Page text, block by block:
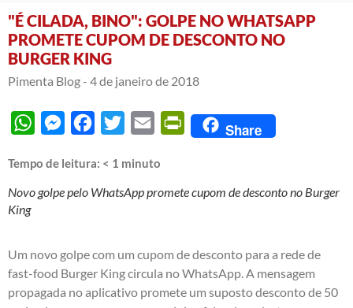
"É CILADA, BINO": GOLPE NO WHATSAPP
PROMETE CUPOM DE DESCONTO NO
BURGER KING
Pimenta Blog - 4 de janeiro de 2018
WhatsAppMessengerFacebook
Twitter Email PrintFriendly
Share
Tempo de leitura: < 1 minuto
Novo golpe pelo WhatsApp promete cupom de desconto no Burger
King
Um novo golpe com um cupom de desconto para a rede de
fast-food Burger King circula no WhatsApp. A mensagem
propagada no aplicativo promete um suposto desconto de 50